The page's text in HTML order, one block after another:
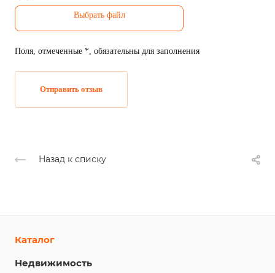
Поля, отмеченные *, обязательны для заполнения
Отправить отзыв
Назад к списку
Каталог
Недвижимость